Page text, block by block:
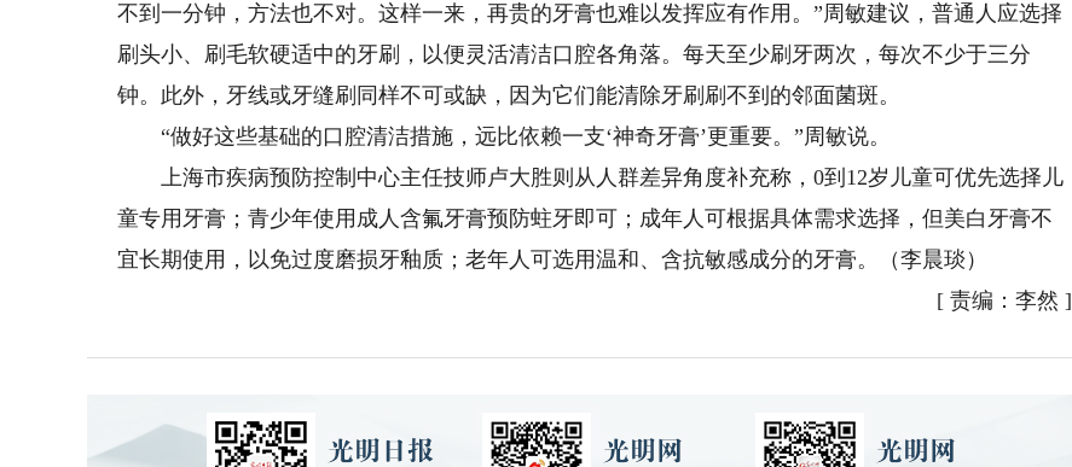
不到一分钟，方法也不对。这样一来，再贵的牙膏也难以发挥应有作用。”周敏建议，普通人应选择
刷头小、刷毛软硬适中的牙刷，以便灵活清洁口腔各角落。每天至少刷牙两次，每次不少于三分
钟。此外，牙线或牙缝刷同样不可或缺，因为它们能清除牙刷刷不到的邻面菌斑。
“做好这些基础的口腔清洁措施，远比依赖一支‘神奇牙膏’更重要。”周敏说。
上海市疾病预防控制中心主任技师卢大胜则从人群差异角度补充称，0到12岁儿童可优先选择儿
童专用牙膏；青少年使用成人含氟牙膏预防蛀牙即可；成年人可根据具体需求选择，但美白牙膏不
宜长期使用，以免过度磨损牙釉质；老年人可选用温和、含抗敏感成分的牙膏。（李晨琰）
[ 责编：李然 ]